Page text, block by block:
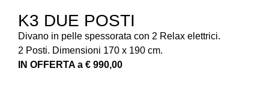
K3 DUE POSTI
Divano in pelle spessorata con 2 Relax elettrici.
2 Posti. Dimensioni 170 x 190 cm.
IN OFFERTA a € 990,00